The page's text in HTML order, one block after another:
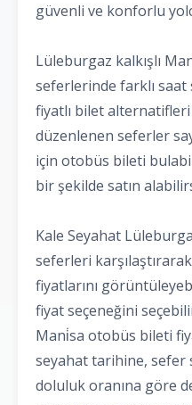
güvenli ve konforlu
Lüleburgaz kalkışlı
seferlerinde farklı
fiyatlı bilet
düzenlenen seferler
için otobüs bileti
bir şekilde satın
Kale Seyahat
seferleri
fiyatlarını
fiyat seçeneğini
Mani̇sa otobüs bileti
seyahat tarihine, sefer
doluluk oranına göre